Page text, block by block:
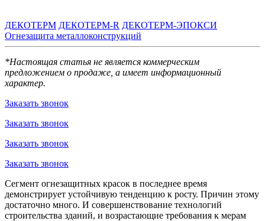
ДЕКОТЕРМ ДЕКОТЕРМ-R ДЕКОТЕРМ-ЭПОКСИ
Огнезащита металлоконструкций
*Настоящая статья не является коммерческим
предложением о продаже, а имеет информационный
характер.
Заказать звонок
Заказать звонок
Заказать звонок
Заказать звонок
Сегмент огнезащитных красок в последнее время
демонстрирует устойчивую тенденцию к росту. Причин этому
достаточно много. И совершенствование технологий
строительства зданий, и возрастающие требования к мерам